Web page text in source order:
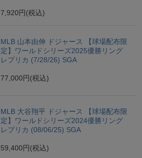
7,920円 (税込)
MLB 山本由伸 ドジャース 【球場配布限
定】ワールドシリーズ2025優勝リング
レプリカ (7/28/26) SGA
77,000円 (税込)
MLB 大谷翔平 ドジャース 【球場配布限
定】ワールドシリーズ2024優勝リング
レプリカ (08/06/25) SGA
59,400円 (税込)